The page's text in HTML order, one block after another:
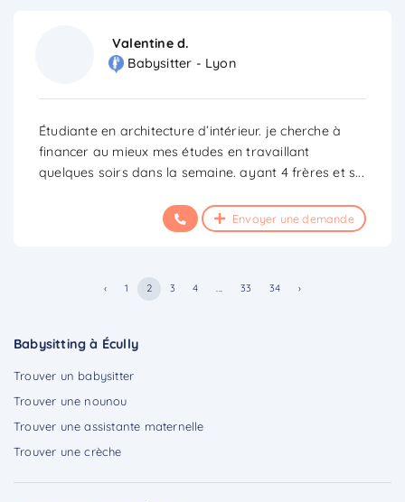
Babysitting à Écully
Trouver un babysitter
Trouver une nounou
Trouver une assistante maternelle
Trouver une crèche
Valentine d.
Babysitter - Lyon
Étudiante en architecture d’intérieur. je cherche à
financer au mieux mes études en travaillant
quelques soirs dans la semaine. ayant 4 frères et s...
Envoyer une demande
‹ 1 2 3 4 ... 33 34 ›